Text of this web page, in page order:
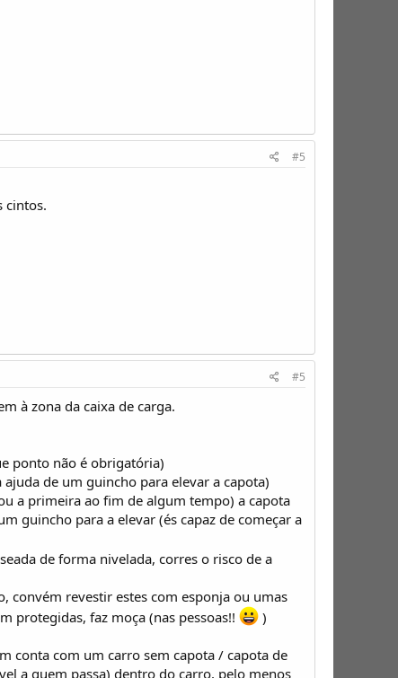
#5
cintos.
#5
à zona da caixa de carga.
ponto não é obrigatória)
de um guincho para elevar a capota)
a primeira ao fim de algum tempo) a capota
guincho para a elevar (és capaz de começar a
de forma nivelada, corres o risco de a
convém revestir estes com esponja ou umas
protegidas, faz moça (nas pessoas!!
)
conta com um carro sem capota / capota de
a quem passa) dentro do carro, pelo menos